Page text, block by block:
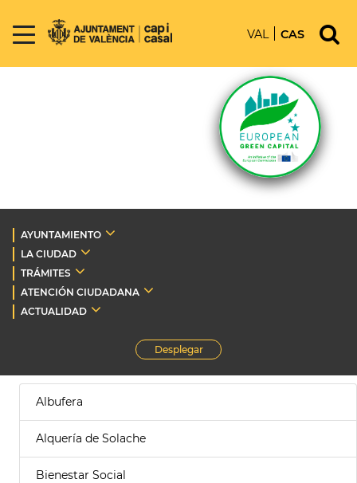
VAL CAS
AYUNTAMIENTO
LA CIUDAD
TRÁMITES
ATENCIÓN CIUDADANA
ACTUALIDAD
Desplegar
Albufera
Alquería de Solache
Bienestar Social